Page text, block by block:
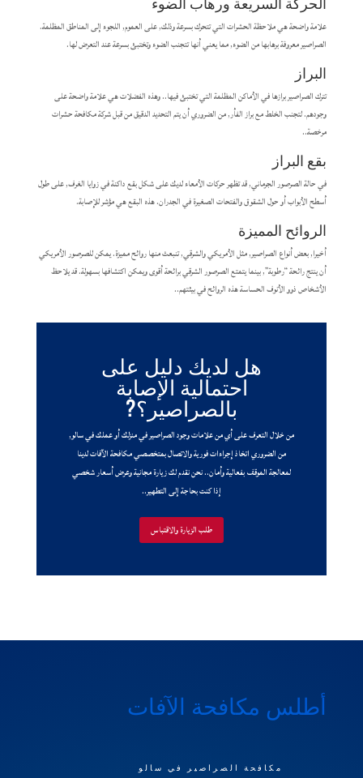
علامة واضحة هي ملاحظة الحشرات التي تتحرك بسرعة وذلك, على العموم, اللجوء إلى المناطق المظلمة.
الصراصير معروفة برهابها من الضوء, مما يعني أنها تتجنب الضوء وتختبئ بسرعة عند التعرض لها.
البراز
تترك الصراصير برازها في الأماكن المظلمة التي تختبئ فيها.. وهذه الفضلات هي علامة واضحة على
وجودهم. لتجنب الخلط مع براز الفأر, من الضروري أن يتم التحديد الدقيق من قبل شركة مكافحة حشرات
مرخصة..
بقع البراز
في حالة الصرصور الجرماني, قد تظهر حركات الأمعاء لديك على شكل بقع داكنة في زوايا الغرف, على طول
أسطح الأبواب أو حول الشقوق والفتحات الصغيرة في الجدران. هذه البقع هي مؤشر للإصابة.
الروائح المميزة
أخيرا, بعض أنواع الصراصير, مثل الأمريكي والشرقي, تنبعث منها روائح مميزة. يمكن للصرصور الأمريكي
أن ينتج رائحة “رطوبة”, بينما يتمتع الصرصور الشرقي برائحة أقوى ويمكن اكتشافها بسهولة. قد يلاحظ
الأشخاص ذوو الأنوف الحساسة هذه الروائح في بيئتهم..
هل لديك دليل على
احتمالية الإصابة
بالصراصير؟?
من خلال التعرف على أي من علامات وجود الصراصير في منزلك أو عملك في سالو,
من الضروري اتخاذ إجراءات فورية والاتصال بمتخصصي مكافحة الآفات لدينا
لمعالجة الموقف بفعالية وأمان.. نحن نقدم لك زيارة مجانية وعرض أسعار شخصي
إذا كنت بحاجة إلى التطهير..
طلب الزيارة والاقتباس
أطلس مكافحة الآفات
مكافحة الصراصير في سالو